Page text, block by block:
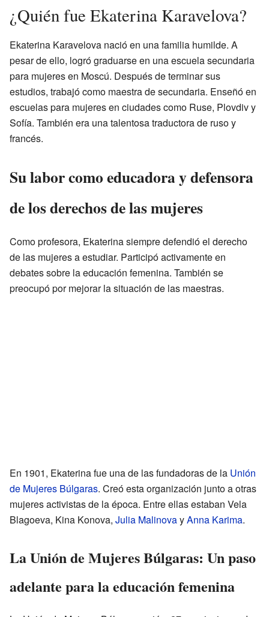
¿Quién fue Ekaterina Karavelova?
Ekaterina Karavelova nació en una familia humilde. A
pesar de ello, logró graduarse en una escuela secundaria
para mujeres en Moscú. Después de terminar sus
estudios, trabajó como maestra de secundaria. Enseñó en
escuelas para mujeres en ciudades como Ruse, Plovdiv y
Sofía. También era una talentosa traductora de ruso y
francés.
Su labor como educadora y defensora
de los derechos de las mujeres
Como profesora, Ekaterina siempre defendió el derecho
de las mujeres a estudiar. Participó activamente en
debates sobre la educación femenina. También se
preocupó por mejorar la situación de las maestras.
En 1901, Ekaterina fue una de las fundadoras de la Unión
de Mujeres Búlgaras. Creó esta organización junto a otras
mujeres activistas de la época. Entre ellas estaban Vela
Blagoeva, Kina Konova, Julia MalinovayAnna Karima.
La Unión de Mujeres Búlgaras: Un paso
adelante para la educación femenina